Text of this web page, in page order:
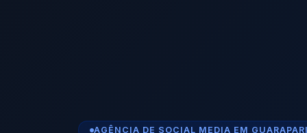
AGÊNCIA DE SOCIAL MEDIA EM